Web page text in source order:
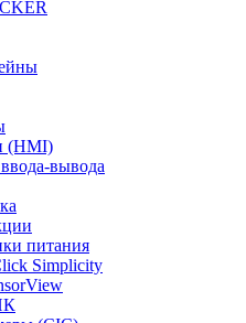
(HMI)
вывода
питания
Simplicity